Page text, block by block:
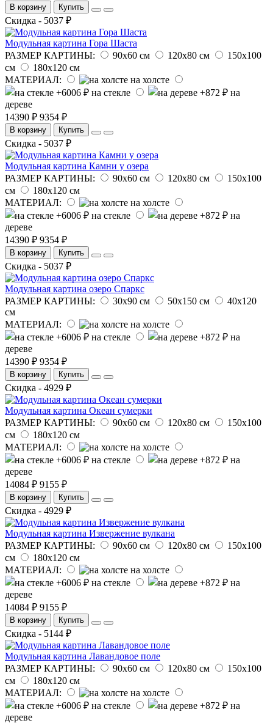
В корзину Купить
Скидка - 5037 ₽
Модульная картина Гора Шаста
РАЗМЕР КАРТИНЫ:
90х60 см 120х80 см
150х100
см
180х120 см
МАТЕРИАЛ:
на холсте
на стекле
на
дереве
14390 ₽ 9354 ₽
В корзину Купить
Скидка - 5037 ₽
Модульная картина Камни у озера
РАЗМЕР КАРТИНЫ:
90х60 см 120х80 см
150х100
см
180х120 см
МАТЕРИАЛ:
на холсте
на стекле
на
дереве
14390 ₽ 9354 ₽
В корзину Купить
Скидка - 5037 ₽
Модульная картина озеро Спаркс
РАЗМЕР КАРТИНЫ:
30х90 см 50х150 см
40х120
см
МАТЕРИАЛ:
на холсте
на стекле
на
дереве
14390 ₽ 9354 ₽
В корзину Купить
Скидка - 4929 ₽
Модульная картина Океан сумерки
РАЗМЕР КАРТИНЫ:
90х60 см 120х80 см
150х100
см
180х120 см
МАТЕРИАЛ:
на холсте
на стекле
на
дереве
14084 ₽ 9155 ₽
В корзину Купить
Скидка - 4929 ₽
Модульная картина Извержение вулкана
РАЗМЕР КАРТИНЫ:
90х60 см 120х80 см
150х100
см
180х120 см
МАТЕРИАЛ:
на холсте
на стекле
на
дереве
14084 ₽ 9155 ₽
В корзину Купить
Скидка - 5144 ₽
Модульная картина Лавандовое поле
РАЗМЕР КАРТИНЫ:
90х60 см 120х80 см
150х100
см
180х120 см
МАТЕРИАЛ:
на холсте
на стекле
на
дереве